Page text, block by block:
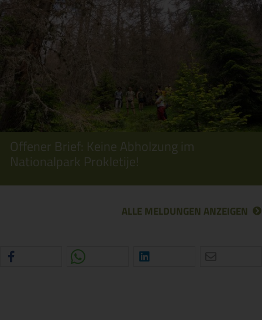
Offener Brief: Keine Abholzung im
Nationalpark Prokletije!
ALLE MELDUNGEN ANZEIGEN